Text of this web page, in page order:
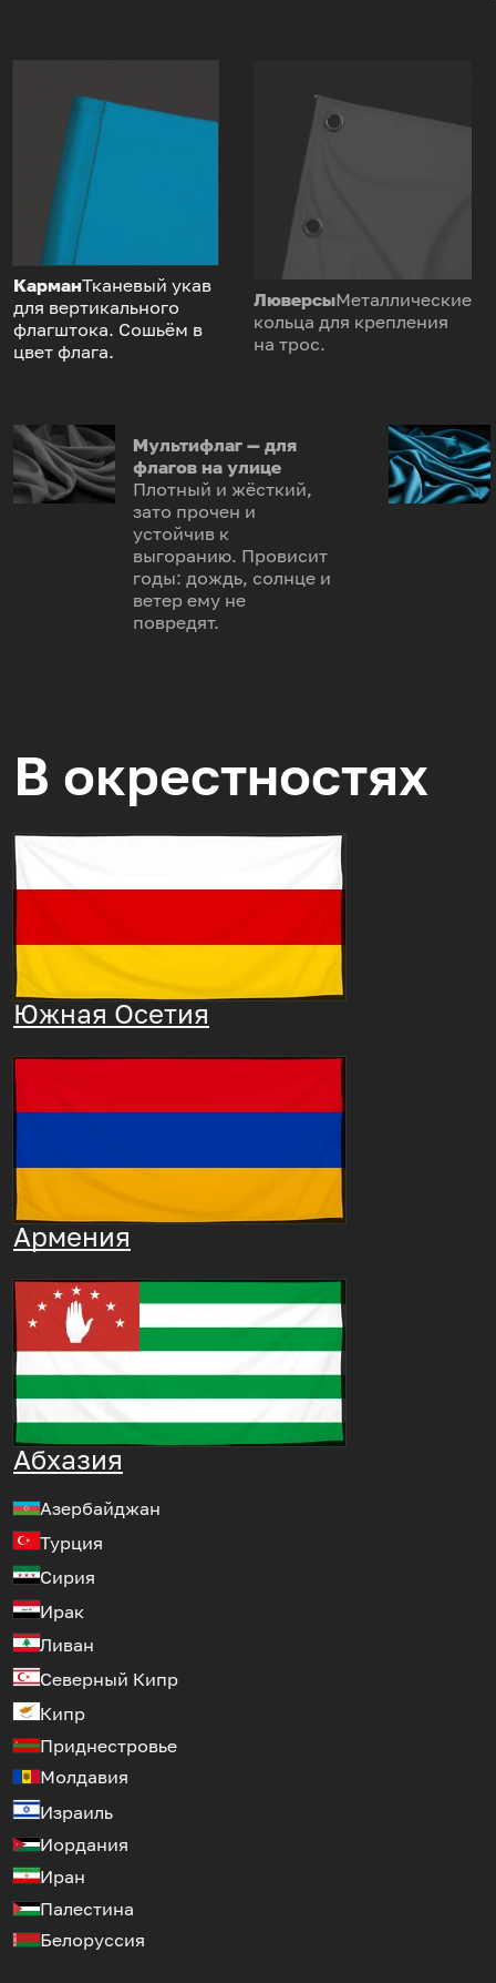
КарманТканевый укав
для вертикального
флагштока. Сошьём в
цвет флага.
ЛюверсыМеталлические
кольца для крепления
на трос.
Мультифлаг — для
флагов на улице
Плотный и жёсткий,
зато прочен и
устойчив к
выгоранию. Провисит
годы: дождь, солнце и
ветер ему не
повредят.
В окрестностях
Южная Осетия
Армения
Абхазия
Азербайджан
Турция
Сирия
Ирак
Ливан
Северный Кипр
Кипр
Приднестровье
Молдавия
Израиль
Иордания
Иран
Палестина
Белоруссия